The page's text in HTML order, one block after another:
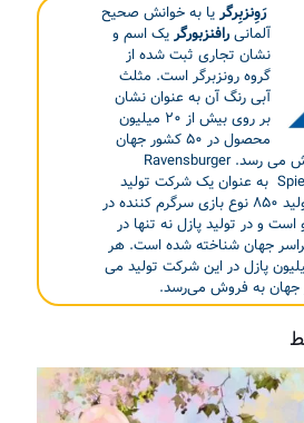
رَوِنزبِرگریا به خوانش صحیح
آلمانیرافنزبورگریک اسم و
نشان تجاری ثبت شده از
گروه رونزبرگر است. مثلث
آبی رنگ آن به عنوان نشان
بر روی بیش از ۲۰ میلیون
محصول در ۵۰ کشور جهان
هر ساله به فروش می رسد. Ravensburger
Spielverlage GmbH به عنوان یک شرکت تولید
کننده بازی باز تولید ۸۵۰ نوع بازی سرگرم کننده در
است و در تولید پازل نه تنها در
جهان شناخته شده است. هر
حدود ۱۰ میلیون پازل در این شرکت تولید می
جهان به فروش می‌رسد.